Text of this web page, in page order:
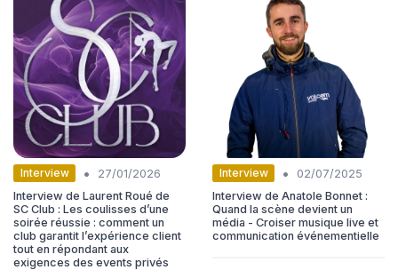
Interview •
27/01/2026
Interview de Laurent Roué de
SC Club : Les coulisses d’une
soirée réussie : comment un
club garantit l’expérience client
tout en répondant aux
exigences des events privés
Interview •
02/07/2025
Interview de Anatole Bonnet :
Quand la scène devient un
média - Croiser musique live et
communication événementielle